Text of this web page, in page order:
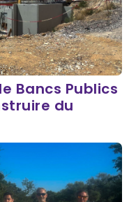
Bancs Publics
du